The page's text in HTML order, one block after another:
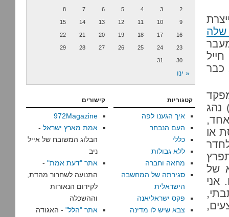
שלה
כבר
נהג
או
לחדר
של
אני
2
3
4
5
6
7
8
9
10
11
12
13
14
15
16
17
18
19
20
21
22
23
24
25
26
27
28
29
30
31
« ינו
קטגוריות
איך הגענו לפה
העם הנבחר
כללי
ללא גבולות
מחאה וחברה
סגירתה של המחשבה
הישראלית
פקס ישראליאנה
צבא שיש לו מדינה
קישורים
972Magazine
אמת מארץ ישראל -
הבלוג המשובח של אייל
ניב
אתר "דעת אמת" -
התנועה לשחרור מהדת,
לקידום הנאורות
וההשכלה
אתר "הלל" - האגודה